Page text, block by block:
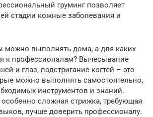
груминг позволяет
стадии кожные заболевания и
можно выполнять дома, а для каких
к профессионалам? Вычесывание
и глаз, подстригание когтей – это
можно выполнять самостоятельно,
инструментов и знаний.
сложная стрижка, требующая
лучше доверить профессионалу.